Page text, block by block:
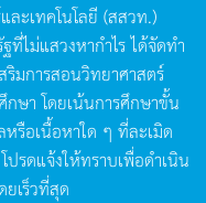
ะเทคโนโลยี (สสวท.)
ที่ไม่แสวงหากำไรได้จัดทำ
ริมการสอนวิทยาศาสตร์
กษา โดยเน้นการศึกษาขั้น
รือเนื้อหาใด ๆ ที่ละเมิด
โปรดแจ้งให้ทราบเพื่อดำเนิน
เร็วที่สุด